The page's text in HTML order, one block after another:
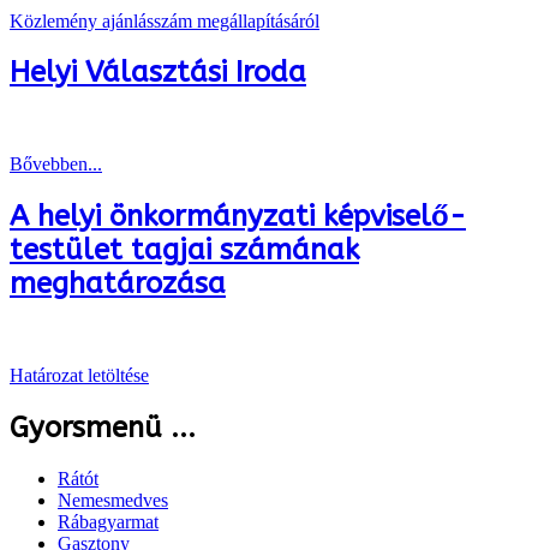
Közlemény ajánlásszám megállapításáról
Helyi Választási Iroda
Bővebben...
A helyi önkormányzati képviselő-
testület tagjai számának
meghatározása
Határozat letöltése
Gyorsmenü ...
Rátót
Nemesmedves
Rábagyarmat
Gasztony